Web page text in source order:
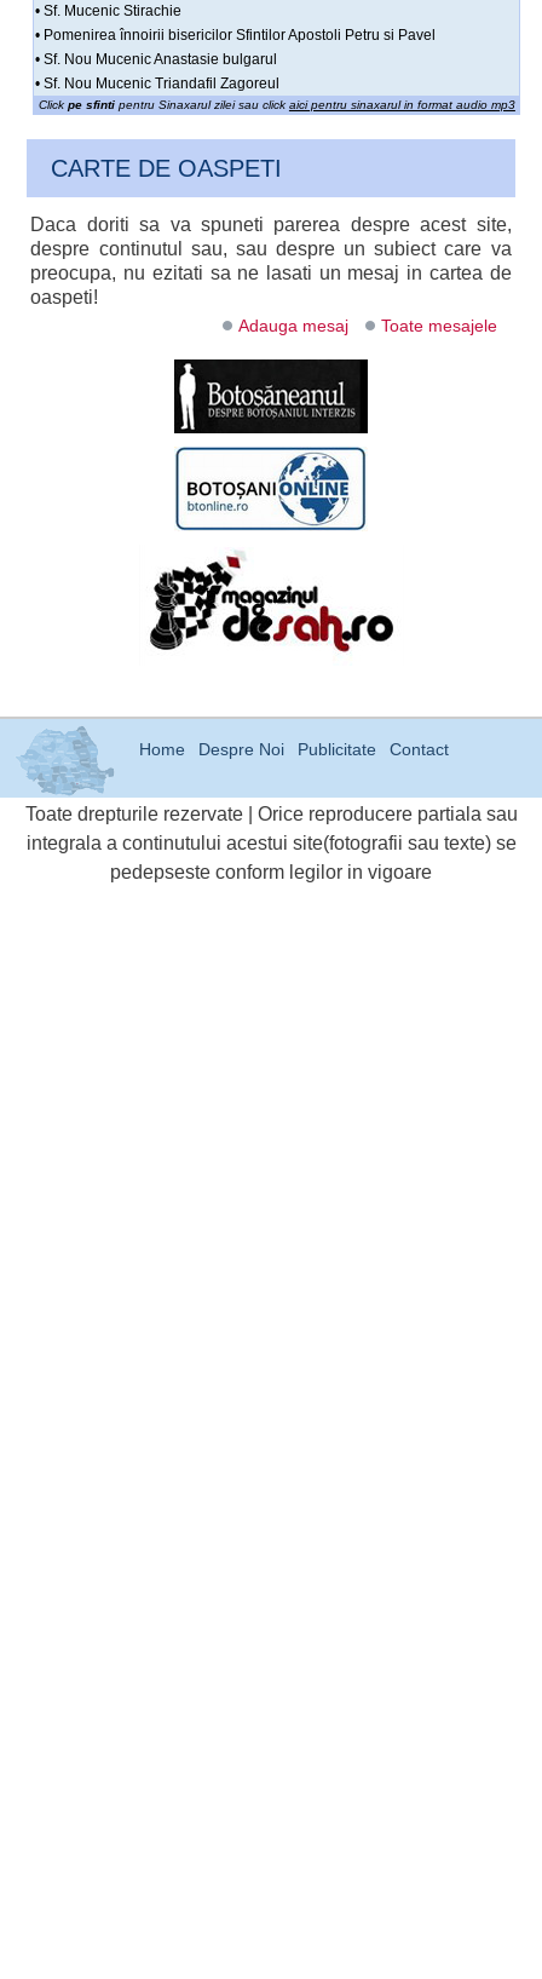
• Sf. Mucenic Stirachie
• Pomenirea înnoirii bisericilor Sfintilor Apostoli Petru si Pavel
• Sf. Nou Mucenic Anastasie bulgarul
• Sf. Nou Mucenic Triandafil Zagoreul
Click pe sfintipentru Sinaxarul zilei sau click aici pentru sinaxarul in format audio mp3
CARTE DE OASPETI
Daca doriti sa va spuneti parerea despre acest site,
despre continutul sau, sau despre un subiect care va
preocupa, nu ezitati sa ne lasati un mesaj in cartea de
oaspeti!
Adauga mesaj Toate mesajele
Home Despre Noi Publicitate Contact
Toate drepturile rezervate | Orice reproducere partiala sau
integrala a continutului acestui site(fotografii sau texte) se
pedepseste conform legilor in vigoare